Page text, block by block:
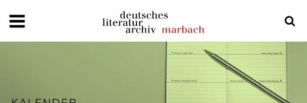
Deutsches
Literaturarchiv